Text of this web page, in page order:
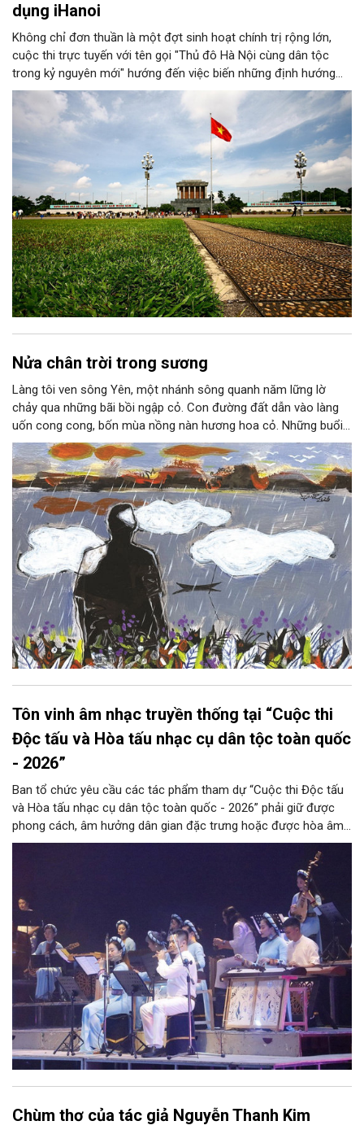
dụng iHanoi
Không chỉ đơn thuần là một đợt sinh hoạt chính trị rộng lớn,
cuộc thi trực tuyến với tên gọi "Thủ đô Hà Nội cùng dân tộc
trong kỷ nguyên mới" hướng đến việc biến những định hướng
chiến lược trong Nghị quyết số 02-NQ/TW của Bộ Chính trị
thành niềm tin, thành nhận thức chung của mỗi người dân.
Nửa chân trời trong sương
Làng tôi ven sông Yên, một nhánh sông quanh năm lững lờ
chảy qua những bãi bồi ngập cỏ. Con đường đất dẫn vào làng
uốn cong cong, bốn mùa nồng nàn hương hoa cỏ. Những buổi
hoàng hôn, khi nắng đã dịu xuống phía cuối sông, đám hoa tím
lại thẫm màu như có ai vừa rắc lên một lớp khói.
Tôn vinh âm nhạc truyền thống tại “Cuộc thi
Độc tấu và Hòa tấu nhạc cụ dân tộc toàn quốc
- 2026”
Ban tổ chức yêu cầu các tác phẩm tham dự “Cuộc thi Độc tấu
và Hòa tấu nhạc cụ dân tộc toàn quốc - 2026” phải giữ được
phong cách, âm hưởng dân gian đặc trưng hoặc được hòa âm,
phối khí mới trên nền tảng làn điệu âm nhạc truyền thống Việt
Nam, đồng thời phải được trình diễn trực tiếp bằng nhạc cụ dân
Chùm thơ của tác giả Nguyễn Thanh Kim